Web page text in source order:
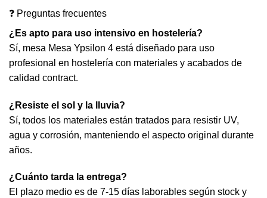
❓ Preguntas frecuentes
¿Es apto para uso intensivo en hostelería?
Sí, mesa Mesa Ypsilon 4 está diseñado para uso
profesional en hostelería con materiales y acabados de
calidad contract.
¿Resiste el sol y la lluvia?
Sí, todos los materiales están tratados para resistir UV,
agua y corrosión, manteniendo el aspecto original durante
años.
¿Cuánto tarda la entrega?
El plazo medio es de 7-15 días laborables según stock y